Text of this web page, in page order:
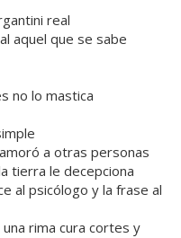
real
aquel que se sabe
no lo mastica
a otras personas
tierra le decepciona
al psicólogo y la frase al
rima cura cortes y